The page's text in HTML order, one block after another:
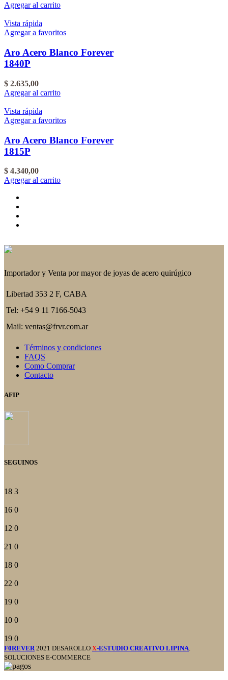
Agregar al carrito
Vista rápida
Agregar a favoritos
Aro Acero Blanco Forever
1840P
$ 2.635,00
Agregar al carrito
Vista rápida
Agregar a favoritos
Aro Acero Blanco Forever
1815P
$ 4.340,00
Agregar al carrito
Importador y Venta por mayor de joyas de acero quirúgico
Libertad 353 2 F, CABA
Tel: +54 9 11 7166-5043
Mail: ventas@frvr.com.ar
Términos y condiciones
FAQS
Como Comprar
Contacto
AFIP
SEGUINOS
18 3
16 0
12 0
21 0
18 0
22 0
19 0
10 0
19 0
F0REVER 2021 DESAROLLO X-ESTUDIO CREATIVO LIPINA
SOLUCIONES E-COMMERCE